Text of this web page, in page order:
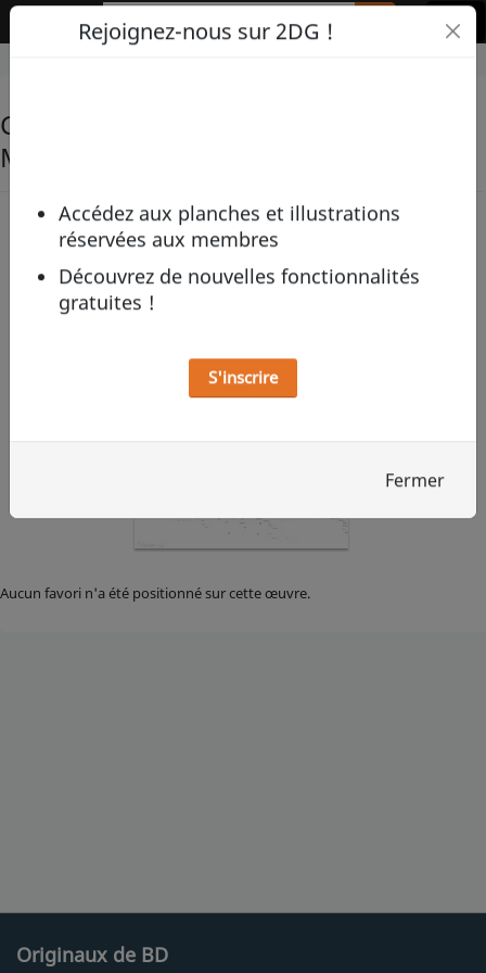
2DG Rejoignez-nous sur 2DG !
Accédez aux planches et illustrations
réservées aux membres
Découvrez de nouvelles fonctionnalités
gratuites !
S'inscrire
Fermer
Coups de coeur sur Folsom 06 par
Marc Rouchairoles
Folsom 06 parMarc Rouchairoles
Aucun favori n'a été positionné sur cette œuvre.
Originaux de BD